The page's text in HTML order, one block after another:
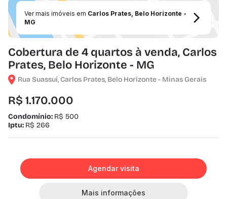
Ver mais imóveis em Carlos Prates, Belo Horizonte -
MG
Cobertura de 4 quartos à venda, Carlos
Prates, Belo Horizonte - MG
Rua Suassuí, Carlos Prates, Belo Horizonte - Minas Gerais
R$ 1.170.000
Condomínio: R$ 500
Iptu: R$ 266
Agendar visita
Mais informações